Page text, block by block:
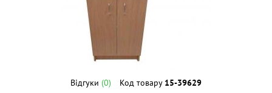
Відгуки (0) Код товару 15-39629